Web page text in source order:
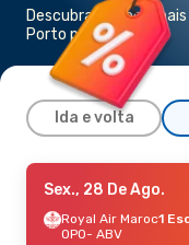
Descubra os voos
Porto para Abuja
Ida e volta
Seg., 14 De Set.-
Turkish Airlines1
OPO- ABV
Sex., 28 De Ago.
Royal Air Maroc1
OPO- ABV